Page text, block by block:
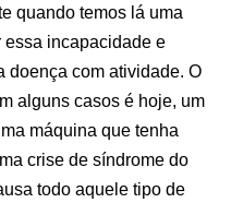
quando temos lá uma
incapacidade e
doença com atividade. O
alguns casos é hoje, um
máquina que tenha
crise de síndrome do
todo aquele tipo de